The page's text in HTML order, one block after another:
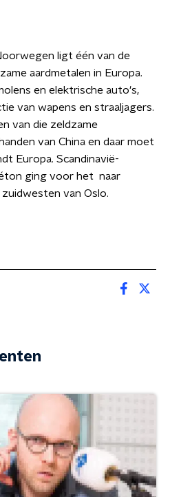
ligt één van de
aardmetalen in Europa.
en elektrische auto's,
van wapens en straaljagers.
van die zeldzame
van China en daar moet
Europa. Scandinavië-
ging voor het naar
van Oslo.